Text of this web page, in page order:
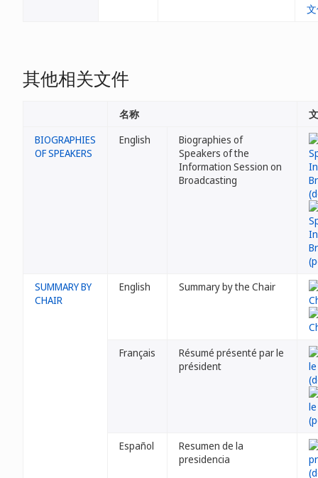
其他相关文件
名称
BIOGRAPHIES
OF SPEAKERS
English
Biographies of
Speakers of the
Information Session on
Broadcasting
SUMMARY BY
CHAIR
English Summary by the Chair
Français
Résumé présenté par le
président
Español
Resumen de la
presidencia